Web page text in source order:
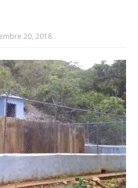
20, 2018